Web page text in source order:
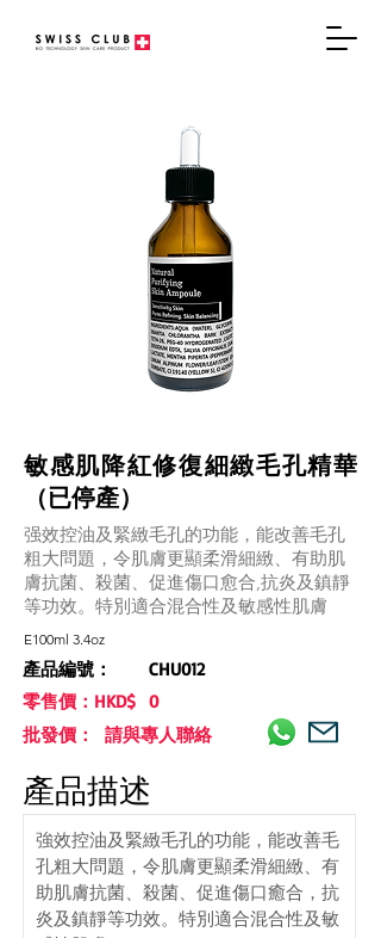
敏感肌降紅修復細緻毛孔精華
（已停產）
强效控油及緊緻毛孔的功能，能改善毛孔
粗大問題，令肌膚更顯柔滑細緻、有助肌
膚抗菌、殺菌、促進傷口愈合,抗炎及鎮靜
等功效。特別適合混合性及敏感性肌膚
E100ml 3.4oz
產品編號：
CHU012
零售價：HKD$ 0
批發價： 請與專人聯絡
產品描述
強效控油及緊緻毛孔的功能，能改善毛
孔粗大問題，令肌膚更顯柔滑細緻、有
助肌膚抗菌、殺菌、促進傷口癒合，抗
炎及鎮靜等功效。特別適合混合性及敏